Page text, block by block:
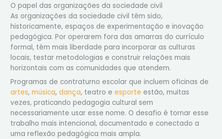
O papel das organizações da sociedade civil
As organizações da sociedade civil têm sido,
historicamente, espaços de experimentação e inovação
pedagógica. Por operarem fora das amarras do currículo
formal, têm mais liberdade para incorporar as culturas
locais, testar metodologias e construir relações mais
horizontais com as comunidades que atendem.
Programas de contraturno escolar que incluem oficinas de
artes,música,dança, teatro eesporte estão, muitas
vezes, praticando pedagogia cultural sem
necessariamente usar esse nome. O desafio é tornar esse
trabalho mais intencional, documentado e conectado a
uma reflexão pedagógica mais ampla.